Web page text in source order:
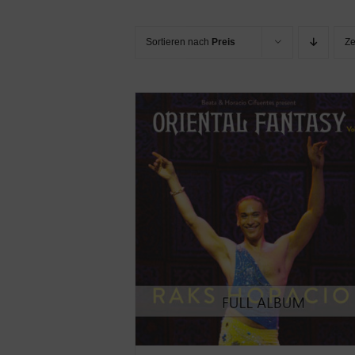
Sortieren nach Preis